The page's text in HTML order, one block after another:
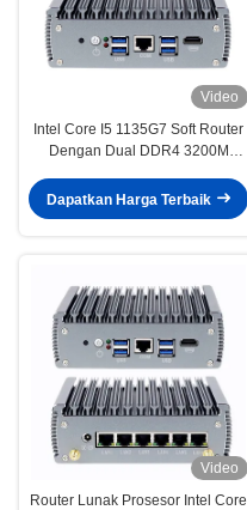
Video
Intel Core I5 1135G7 Soft Router
Dengan Dual DDR4 3200M
Dapatkan Harga Terbaik
Video
Router Lunak Prosesor Intel Core